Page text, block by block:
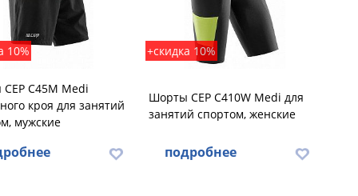
10%
C45M Medi
кроя для занятий
мужские
+скидка 10%
Шорты CEP C410W Medi для
занятий спортом, женские
подробнее